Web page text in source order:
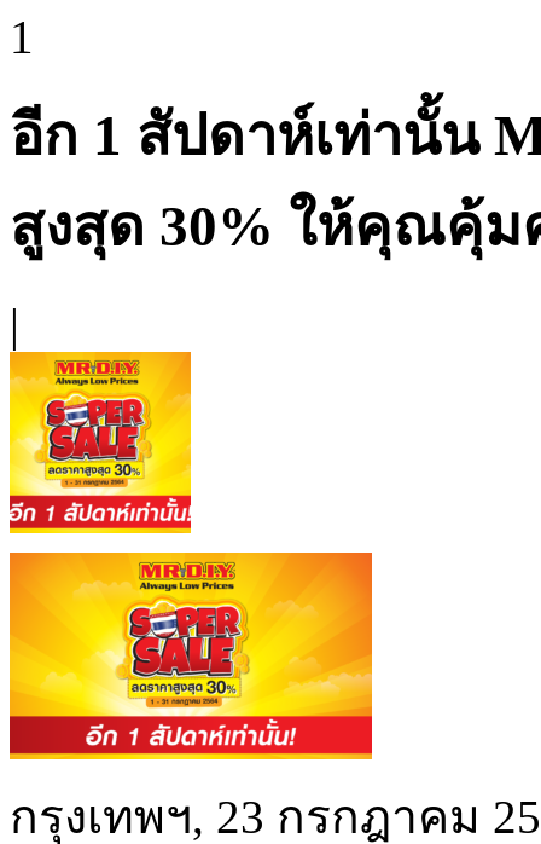
1
อีก 1 สัปดาห์เท่านั้น
สูงสุด 30% ให้คุณคุ้ม
|
กรุงเทพฯ, 23 กรกฎาคม